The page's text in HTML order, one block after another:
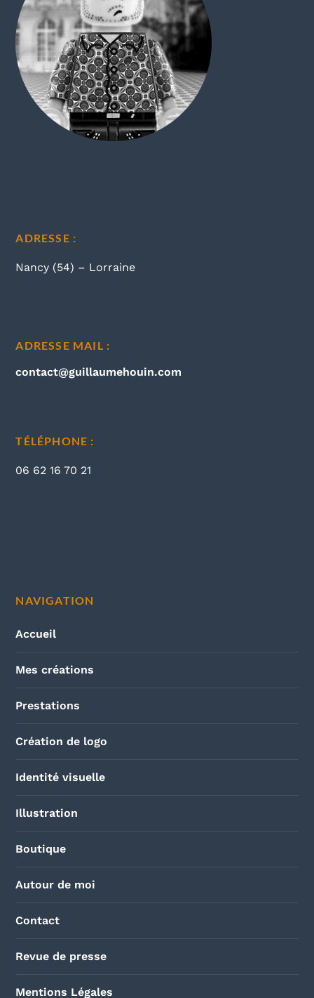
ADRESSE :
Nancy (54) – Lorraine
ADRESSE MAIL :
contact@guillaumehouin.com
TÉLÉPHONE :
06 62 16 70 21
NAVIGATION
Accueil
Mes créations
Prestations
Création de logo
Identité visuelle
Illustration
Boutique
Autour de moi
Contact
Revue de presse
Mentions Légales